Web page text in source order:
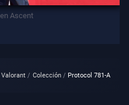
Ascent
Valorant Colección Protocol 781-A